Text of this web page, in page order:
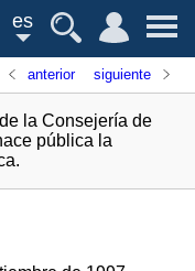
es
anterior siguiente
la Consejería de
pública la